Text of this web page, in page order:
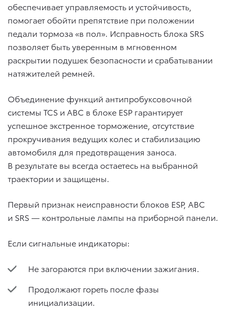
обеспечивает управляемость и устойчивость,
помогает обойти препятствие при положении
педали тормоза «в пол». Исправность блока SRS
позволяет быть уверенным в мгновенном
раскрытии подушек безопасности и срабатывании
натяжителей ремней.
Объединение функций антипробуксовочной
системы TCS и АВС в блоке ESP гарантирует
успешное экстренное торможение, отсутствие
прокручивания ведущих колес и стабилизацию
автомобиля для предотвращения заноса.
В результате вы всегда остаетесь на выбранной
траектории и защищены.
Первый признак неисправности блоков ESP, АВС
и SRS — контрольные лампы на приборной панели.
Если сигнальные индикаторы:
Не загораются при включении зажигания.
Продолжают гореть после фазы
инициализации.